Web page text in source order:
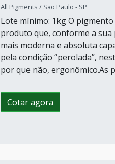
All Pigments / São Paulo - SP
Lote mínimo: 1kg O
produto que, conforme a
mais moderna e absoluta
pela condição “perolada”,
por que não, ergonômico.As
Cotar agora